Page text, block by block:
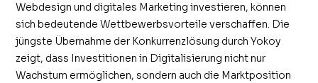
Webdesign und digitales Marketing investieren, können
sich bedeutende Wettbewerbsvorteile verschaffen. Die
jüngste Übernahme der Konkurrenzlösung durch Yokoy
zeigt, dass Investitionen in Digitalisierung nicht nur
Wachstum ermöglichen, sondern auch die Marktposition